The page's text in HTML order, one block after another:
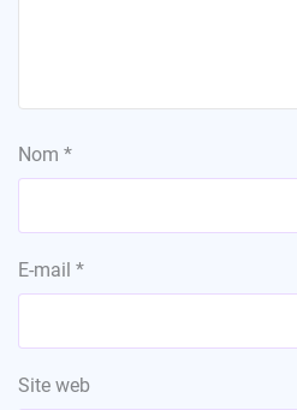
Nom *
E-mail *
Site web